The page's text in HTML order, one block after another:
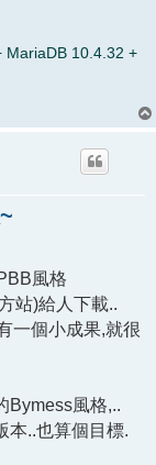
MariaDB 10.4.32 +
風格
站)給人下載..
一個小成果,就很
Bymess風格,..
本..也算個目標.